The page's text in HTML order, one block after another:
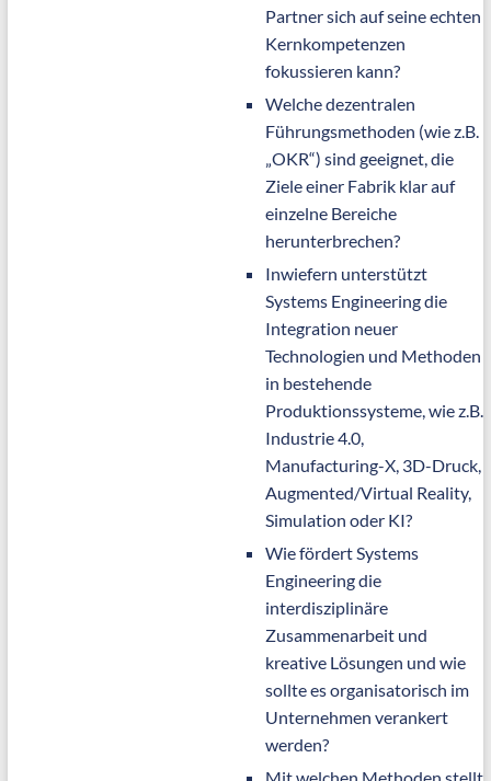
Partner sich auf seine echten
Kernkompetenzen
fokussieren kann?
Welche dezentralen
Führungsmethoden (wie z.B.
„OKR“) sind geeignet, die
Ziele einer Fabrik klar auf
einzelne Bereiche
herunterbrechen?
Inwiefern unterstützt
Systems Engineering die
Integration neuer
Technologien und Methoden
in bestehende
Produktionssysteme, wie z.B.
Industrie 4.0,
Manufacturing-X, 3D-Druck,
Augmented/Virtual Reality,
Simulation oder KI?
Wie fördert Systems
Engineering die
interdisziplinäre
Zusammenarbeit und
kreative Lösungen und wie
sollte es organisatorisch im
Unternehmen verankert
werden?